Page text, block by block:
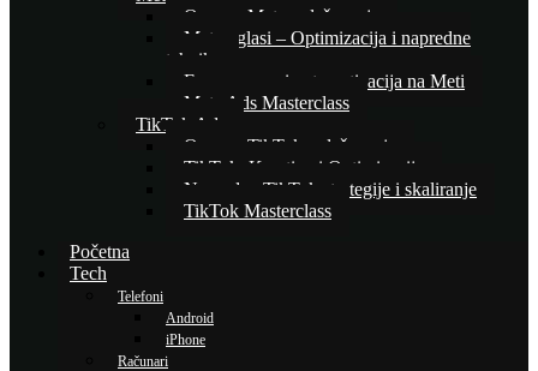
Osnove Meta oglašavanja
Meta oglasi – Optimizacija i napredne
tehnike
E-commerce i automatizacija na Meti
Meta Ads Masterclass
TikTok Ads
Osnove TikTok oglašavanja
TikTok: Kreativa i Optimizacija
Napredne TikTok strategije i skaliranje
TikTok Masterclass
Početna
Tech
Telefoni
Android
iPhone
Računari